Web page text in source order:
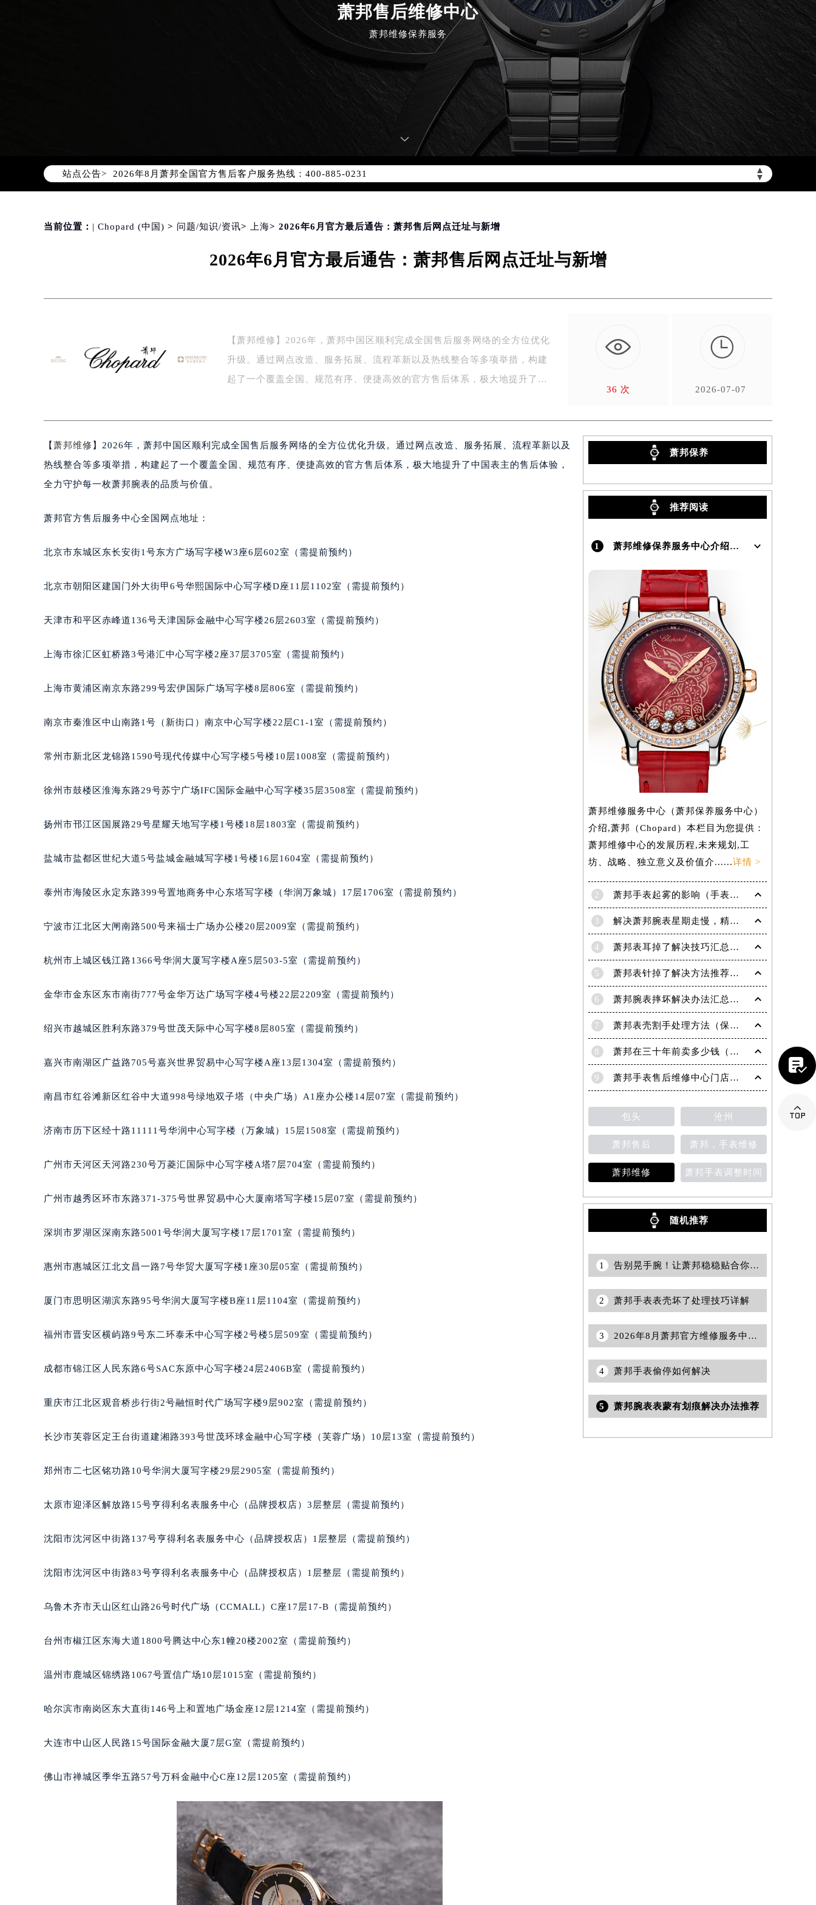
萧邦售后维修中心
萧邦维修保养服务
站点公告> ▲
▼
2026年8月萧邦全国官方售后客户服务热线：400-885-0231
萧邦官方全国统一服务热线400-885-0231，服务覆盖中国大陆、香港、澳门、台湾全部区域（非大陆需加拨“+86”）
2026年8月萧邦售后服务中心最新网点地址：
北京市东城区东长安街1号东方广场写字楼W3座6层602室（需提前预约）
上海市徐汇区虹桥路3号港汇中心写字楼2座37层3705室（需提前预约）
扬州市邗江区国展路29号星耀天地写字楼1号楼18层1803室（需提前预约）
盐城市盐都区世纪大道5号盐城金融城写字楼1号楼16层1604室（需提前预约）
泰州市海陵区永定东路399号置地商务中心东塔写字楼（华润万象城）17层1706室（需提前预约）
绍兴市越城区胜利东路379号世茂天际中心写字楼8层805室（需提前预约）
嘉兴市南湖区广益路705号嘉兴世界贸易中心写字楼A座13层1304室（需提前预约）
南昌市红谷滩新区红谷中大道998号绿地双子塔（中央广场）A1座办公楼14层07室（需提前预约）
广州市天河区天河路230号万菱汇国际中心写字楼A塔7层704室（需提前预约）
深圳市罗湖区深南东路5001号华润大厦写字楼17层1701室（需提前预约）
厦门市思明区湖滨东路95号华润大厦写字楼B座11层1104室（需提前预约）
成都市锦江区人民东路6号SAC东原中心写字楼24层2406B室（需提前预约）
长沙市芙蓉区定王台街道建湘路393号世茂环球金融中心写字楼（芙蓉广场）10层13室（需提前预约）
太原市迎泽区解放路15号亨得利名表服务中心（品牌授权店）3层整层（需提前预约）
沈阳市沈河区中街路83号亨得利名表服务中心（品牌授权店）1层整层（需提前预约）
温州市鹿城区锦绣路1067号置信广场10层1015室（需提前预约）
大连市中山区人民路15号国际金融大厦7层G室（需提前预约）
东莞市东城街道鸿福东路1号民盈国贸中心T1写字楼9层907室（需提前预约）
南通市崇川区工农路57号圆融广场写字楼16层1603室（需提前预约）
武汉市江汉区解放大道686号世界贸易大厦38层09室（需提前预约）
合肥市蜀山区潜山路111号万象城华润大厦B座12楼03室（需提前预约）
青岛市南区山东路6号华润大厦B座22层04室（需提前预约）
长春市朝阳区西安大路727号中银大厦A座(旺进大厦)18层09室（需提前预约）
昆明市盘龙区北京路928号同德昆明广场写字楼10层06室（需提前预约）
西安市碑林区南关正街88号华侨城长安国际中心E座6楼10室（需提前预约）
唐山市路南区新华东道100号万达广场写字楼A座10层1002室（需提前预约）
内蒙古自治区呼和浩特市玉泉区大学西街70号华润万象城写字楼（鄂尔多斯大厦）23层2326室（需提前预约）
重庆市解放碑渝中区民权路28号英利国际金融中心写字楼20层01室（需提前预约）
黑龙江省鹤岗市向阳区红军路萧邦售后服务中心（需提前预约）
黑龙江省鸡西市鸡冠区红军路萧邦售后服务中心（需提前预约）
黑龙江省牡丹江市东安区太平路萧邦售后服务中心（需提前预约）
黑龙江省齐齐哈尔市龙沙区龙华路萧邦售后服务中心（需提前预约）
黑龙江省绥化市北林区新华街与康庄路交叉口萧邦售后服务中心（需提前预约）
吉林省白城市洮北区明仁南街萧邦售后服务中心（需提前预约）
吉林省吉林市船营区河南街萧邦售后服务中心（需提前预约）
吉林省梅河口市新华街道梅河大街萧邦售后服务中心（需提前预约）
吉林省松原市宁江区五环大街萧邦售后服务中心（需提前预约）
吉林省延边市延吉市解放路萧邦售后服务中心（需提前预约）
辽宁省本溪市平山区胜利路萧邦售后服务中心（需提前预约）
辽宁省丹东市振兴区七经街萧邦售后服务中心（需提前预约）
辽宁省阜新市海州区解放大街萧邦售后服务中心（需提前预约）
辽宁省锦州市古塔区中央大街萧邦售后服务中心（需提前预约）
辽宁省盘锦市兴隆台区石油大街萧邦售后服务中心（需提前预约）
辽宁省营口市站前区市府路与渤海大街交叉口萧邦售后服务中心（需提前预约）
辽宁省沈阳市沈河区中街路83号亨得利名表维修授权店1楼萧邦售后服务中心（需提前预约）
北京市东城区东长安街1号王府井东方广场W3座6层602室萧邦售后服务中心（需提前预约）
内蒙古自治区阿拉善盟市左旗土尔扈特大街萧邦售后服务中心（需提前预约）
内蒙古自治区巴彦淖尔市临河区新华街萧邦售后服务中心（需提前预约）
内蒙古自治区包头市青山区幸福路甲3号王府井百货名表维修萧邦售后服务中心（需提前预约）
内蒙古自治区赤峰市红山区哈达街萧邦售后服务中心（需提前预约）
内蒙古自治区鄂尔多斯市东胜区伊金霍洛街萧邦售后服务中心（需提前预约）
内蒙古自治区呼伦贝尔市海拉尔区中央街萧邦售后服务中心（需提前预约）
当前位置： | Chopard (中国) > 问题/知识/资讯> 上海> 2026年6月官方最后通告：萧邦售后网点迁址与新增
2026年6月官方最后通告：萧邦售后网点迁址与新增
【萧邦维修】2026年，萧邦中国区顺利完成全国售后服务网络的全方位优化
升级。通过网点改造、服务拓展、流程革新以及热线整合等多项举措，构建
起了一个覆盖全国、规范有序、便捷高效的官方售后体系，极大地提升了
36 次

2026-07-07
【萧邦维修 】2026年，萧邦中国区顺利完成全国售后服务网络的全方位优化升级。通过网点改造、服务拓展、流程革新以及
热线整合等多项举措，构建起了一个覆盖全国、规范有序、便捷高效的官方售后体系，极大地提升了中国表主的售后体验，
全力守护每一枚萧邦腕表的品质与价值。
萧邦官方售后服务中心全国网点地址：
北京市东城区东长安街1号东方广场写字楼W3座6层602室（需提前预约）
北京市朝阳区建国门外大街甲6号华熙国际中心写字楼D座11层1102室（需提前预约）
天津市和平区赤峰道136号天津国际金融中心写字楼26层2603室（需提前预约）
上海市徐汇区虹桥路3号港汇中心写字楼2座37层3705室（需提前预约）
上海市黄浦区南京东路299号宏伊国际广场写字楼8层806室（需提前预约）
南京市秦淮区中山南路1号（新街口）南京中心写字楼22层C1-1室（需提前预约）
常州市新北区龙锦路1590号现代传媒中心写字楼5号楼10层1008室（需提前预约）
徐州市鼓楼区淮海东路29号苏宁广场IFC国际金融中心写字楼35层3508室（需提前预约）
扬州市邗江区国展路29号星耀天地写字楼1号楼18层1803室（需提前预约）
盐城市盐都区世纪大道5号盐城金融城写字楼1号楼16层1604室（需提前预约）
泰州市海陵区永定东路399号置地商务中心东塔写字楼（华润万象城）17层1706室（需提前预约）
宁波市江北区大闸南路500号来福士广场办公楼20层2009室（需提前预约）
杭州市上城区钱江路1366号华润大厦写字楼A座5层503-5室（需提前预约）
金华市金东区东市南街777号金华万达广场写字楼4号楼22层2209室（需提前预约）
绍兴市越城区胜利东路379号世茂天际中心写字楼8层805室（需提前预约）
嘉兴市南湖区广益路705号嘉兴世界贸易中心写字楼A座13层1304室（需提前预约）
南昌市红谷滩新区红谷中大道998号绿地双子塔（中央广场）A1座办公楼14层07室（需提前预约）
济南市历下区经十路11111号华润中心写字楼（万象城）15层1508室（需提前预约）
广州市天河区天河路230号万菱汇国际中心写字楼A塔7层704室（需提前预约）
广州市越秀区环市东路371-375号世界贸易中心大厦南塔写字楼15层07室（需提前预约）
深圳市罗湖区深南东路5001号华润大厦写字楼17层1701室（需提前预约）
惠州市惠城区江北文昌一路7号华贸大厦写字楼1座30层05室（需提前预约）
厦门市思明区湖滨东路95号华润大厦写字楼B座11层1104室（需提前预约）
福州市晋安区横屿路9号东二环泰禾中心写字楼2号楼5层509室（需提前预约）
成都市锦江区人民东路6号SAC东原中心写字楼24层2406B室（需提前预约）
重庆市江北区观音桥步行街2号融恒时代广场写字楼9层902室（需提前预约）
长沙市芙蓉区定王台街道建湘路393号世茂环球金融中心写字楼（芙蓉广场）10层13室（需提前预约）
郑州市二七区铭功路10号华润大厦写字楼29层2905室（需提前预约）
太原市迎泽区解放路15号亨得利名表服务中心（品牌授权店）3层整层（需提前预约）
沈阳市沈河区中街路137号亨得利名表服务中心（品牌授权店）1层整层（需提前预约）
沈阳市沈河区中街路83号亨得利名表服务中心（品牌授权店）1层整层（需提前预约）
乌鲁木齐市天山区红山路26号时代广场（CCMALL）C座17层17-B（需提前预约）
台州市椒江区东海大道1800号腾达中心东1幢20楼2002室（需提前预约）
温州市鹿城区锦绣路1067号置信广场10层1015室（需提前预约）
哈尔滨市南岗区东大直街146号上和置地广场金座12层1214室（需提前预约）
大连市中山区人民路15号国际金融大厦7层G室（需提前预约）
佛山市禅城区季华五路57号万科金融中心C座12层1205室（需提前预约）
萧邦保养
推荐阅读
1 萧邦维修保养服务中心介绍 | Chopard
萧邦维修服务中心（萧邦保养服务中心）
介绍,萧邦（Chopard）本栏目为您提供：
萧邦维修中心的发展历程,未来规划,工
坊、战略、独立意义及价值介......详情 >
2 萧邦手表起雾的影响（手表起雾维护建议）
3 解决萧邦腕表星期走慢，精准调校秘籍在这里
4 萧邦表耳掉了解决技巧汇总（轻松修复爱表的小妙招）
5 萧邦表针掉了解决方法推荐（轻松修复你的爱表）
6 萧邦腕表摔坏解决办法汇总（专业修复与日常保养技巧）
7 萧邦表壳割手处理方法（保养与修复技巧指南）
8 萧邦在三十年前卖多少钱（名表价格变迁的历史洞察）
9 萧邦手表售后维修中心门店地址
包头 沧州
萧邦售后 萧邦，手表维修
萧邦维修 萧邦手表调整时间
随机推荐
1 告别晃手腕！让萧邦稳稳贴合你的秘诀
2 萧邦手表表壳坏了处理技巧详解
3 2026年8月萧邦官方维修服务中心及保养站最新调整补充确认
4 萧邦手表偷停如何解决
5 萧邦腕表表蒙有划痕解决办法推荐

